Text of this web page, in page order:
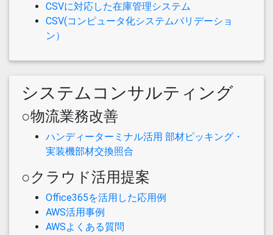
CSVに対応した在庫管理システム
CSV(コンピュータ化システムバリデーショ
ン）
システムコンサルティング
○物流業務改善
ハンディーターミナル活用 部材ピッキング・
実装機部材交換照合
○クラウド活用提案
Office365を活用した応用例
AWS活用事例
AWSよくある質問